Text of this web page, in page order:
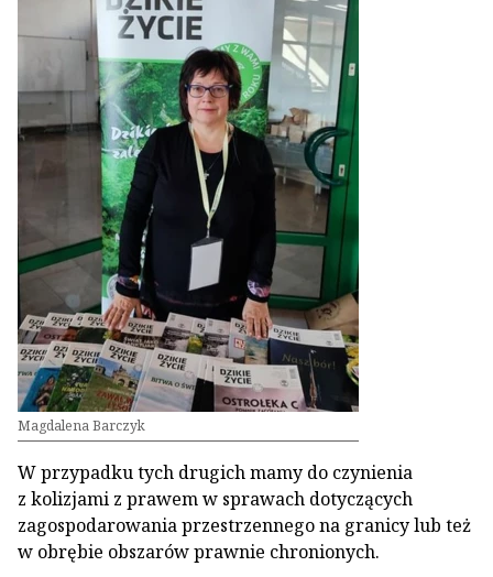
Magdalena Barczyk
W przypadku tych drugich mamy do czynienia
z kolizjami z prawem w sprawach dotyczących
zagospodarowania przestrzennego na granicy lub też
w obrębie obszarów prawnie chronionych.